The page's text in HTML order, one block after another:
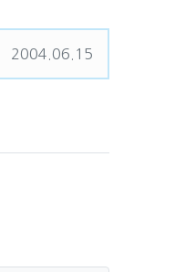
등록일
2004.06.15